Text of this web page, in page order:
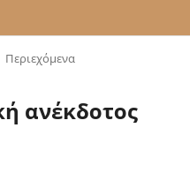
Περιεχόμενα
ανέκδοτος